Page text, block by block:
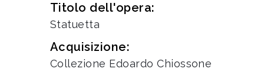
Titolo dell'opera:
Statuetta
Acquisizione:
Collezione Edoardo Chiossone